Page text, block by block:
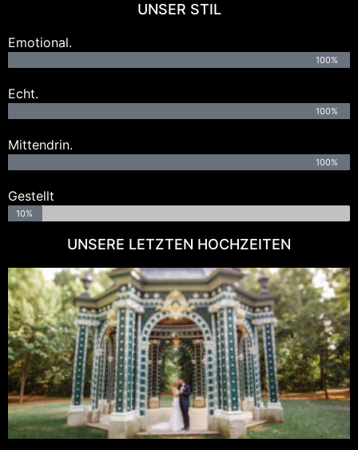
UNSER STIL
Emotional.
100%
Echt.
100%
Mittendrin.
100%
Gestellt
10%
UNSERE LETZTEN HOCHZEITEN